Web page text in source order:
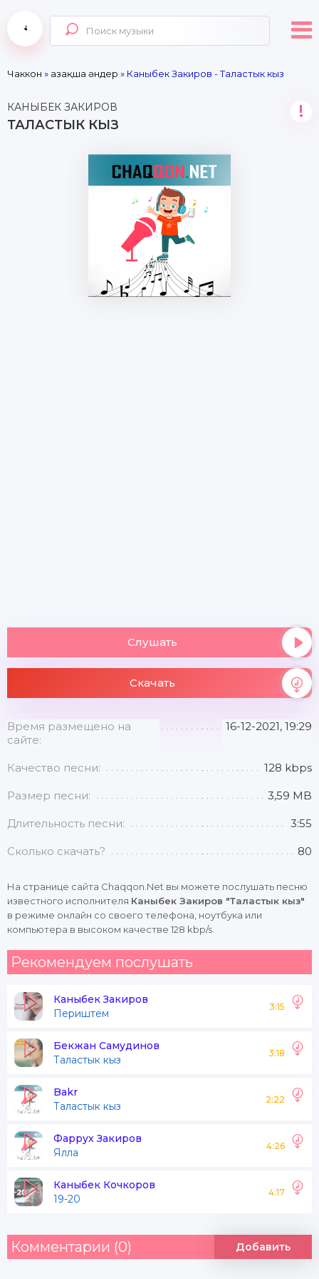
Чаккон » Қазақша әндер » Каныбек Закиров - Таластык кыз
КАНЫБЕК ЗАКИРОВ
ТАЛАСТЫК КЫЗ
!
Слушать
Скачать
Время размещено на
сайте:
16-12-2021, 19:29
Качество песни: 128 kbps
Размер песни: 3,59 MB
Длительность песни: 3:55
Сколько скачать? 80
На странице сайта Chaqqon.Net вы можете послушать песню
известного исполнителя Каныбек Закиров "Таластык кыз"
в режиме онлайн со своего телефона, ноутбука или
компьютера в высоком качестве 128 kbp/s.
Рекомендуем послушать
Каныбек Закиров
Периштем
3:15
Бекжан Самудинов
Таластык кыз
3:18
Bakr
Таластык кыз
2:22
Фаррух Закиров
Ялла
4:26
Каныбек Кочкоров
19-20
4:17
Комментарии (0) Добавить